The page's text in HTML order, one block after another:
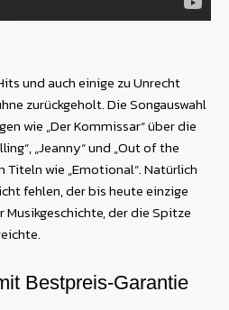
und auch einige zu Unrecht
zurückgeholt. Die Songauswahl
wie „Der Kommissar“ über die
„Jeanny“ und „Out of the
Titeln wie „Emotional“. Natürlich
fehlen, der bis heute einzige
der die Spitze
Bestpreis-Garantie